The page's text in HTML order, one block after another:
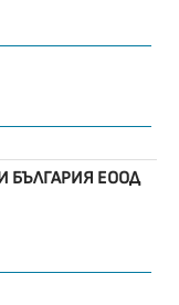
БЪЛГАРИЯ ЕООД